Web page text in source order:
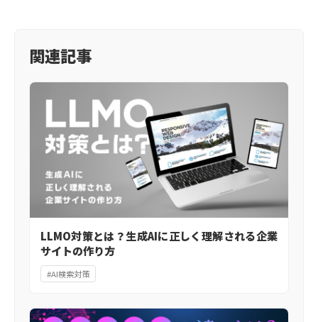
関連記事
LLMO対策とは？生成AIに正しく理解される企業
サイトの作り方
#AI検索対策